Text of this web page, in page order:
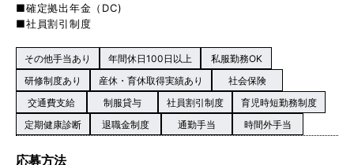
■確定拠出年金（DC)
■社員割引制度
その他手当あり 年間休日100日以上
私服勤務OK
研修制度あり
産休・育休取得実績あり
社会保険
交通費支給
制服貸与 社員割引制度
育児時短勤務制度
定期健康診断
退職金制度 通勤手当 時間外手当
応募方法